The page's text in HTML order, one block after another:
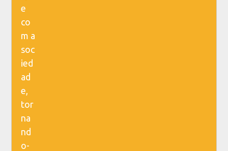
e
co
m a
soc
ied
ad
e,
tor
na
nd
o-